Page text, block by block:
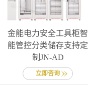
金能电力安全工具柜智
能管控分类储存支持定
制JN-AD
立即咨询